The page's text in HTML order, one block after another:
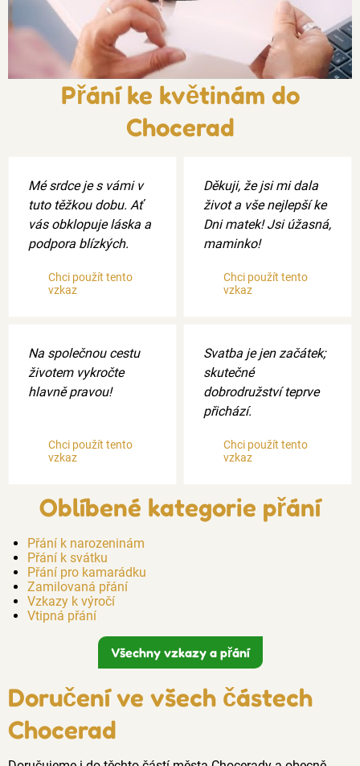
Přání ke květinám do
Chocerad
Mé srdce je s vámi v
tuto těžkou dobu. Ať
vás obklopuje láska a
podpora blízkých.
Chci použít tento
vzkaz
Děkuji, že jsi mi dala
život a vše nejlepší ke
Dni matek! Jsi úžasná,
maminko!
Chci použít tento
vzkaz
Na společnou cestu
životem vykročte
hlavně pravou!
Chci použít tento
vzkaz
Svatba je jen začátek;
skutečné
dobrodružství teprve
přichází.
Chci použít tento
vzkaz
Oblíbené kategorie přání
Přání k narozeninám
Přání k svátku
Přání pro kamarádku
Zamilovaná přání
Vzkazy k výročí
Vtipná přání
Všechny vzkazy a přání
Doručení ve všech částech
Chocerad